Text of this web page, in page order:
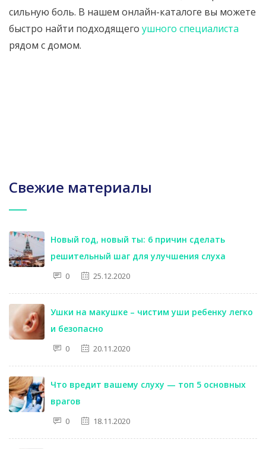
сильную боль. В нашем онлайн-каталоге вы можете
быстро найти подходящего ушного специалиста
рядом с домом.
Свежие материалы
Новый год, новый ты: 6 причин сделать
решительный шаг для улучшения слуха
0 25.12.2020
Ушки на макушке – чистим уши ребенку легко
и безопасно
0 20.11.2020
Что вредит вашему слуху — топ 5 основных
врагов
0 18.11.2020